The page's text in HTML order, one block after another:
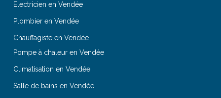
Electricien en Vendée
Plombier en Vendée
Chauffagiste en Vendée
Pompe à chaleur en Vendée
Climatisation en Vendée
Salle de bains en Vendée